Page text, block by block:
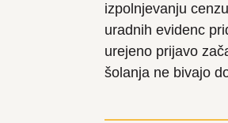
izpolnjevanju
uradnih evidenc
urejeno prijavo
šolanja ne bivajo